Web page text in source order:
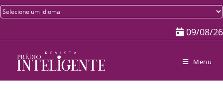
09/08/26
Menu